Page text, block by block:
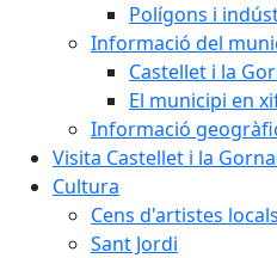
Polígons i
Informació del
Castellet i la
El municipi en
Informació
Visita Castellet i la
Cultura
Cens d'artistes locals
Sant Jordi